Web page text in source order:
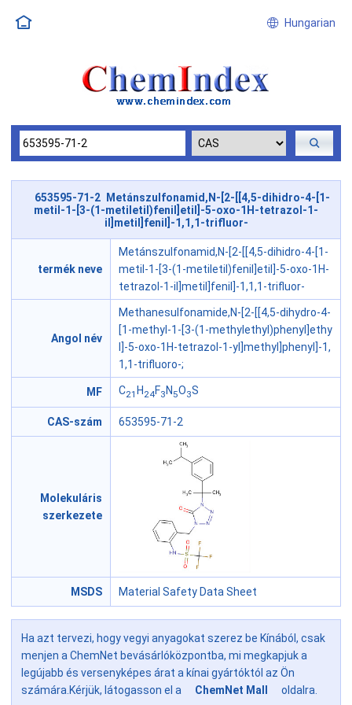
Hungarian
653595-71-2 Metánszulfonamid,N-[2-[[4,5-dihidro-4-[1-
metil-1-[3-(1-metiletil)fenil]etil]-5-oxo-1H-tetrazol-1-
il]metil]fenil]-1,1,1-trifluor-
termék neve
Metánszulfonamid,N-[2-[[4,5-dihidro-4-[1-
metil-1-[3-(1-metiletil)fenil]etil]-5-oxo-1H-
tetrazol-1-il]metil]fenil]-1,1,1-trifluor-
Angol név
Methanesulfonamide,N-[2-[[4,5-dihydro-4-
[1-methyl-1-[3-(1-methylethyl)phenyl]ethy
l]-5-oxo-1H-tetrazol-1-yl]methyl]phenyl]-1,
1,1-trifluoro-;
MF C21 H 24F3 N 5O3S
CAS-szám 653595-71-2
Molekuláris
szerkezete
MSDS Material Safety Data Sheet
Ha azt tervezi, hogy vegyi anyagokat szerez be Kínából, csak
menjen a ChemNet bevásárlóközpontba, mi megkapjuk a
legújabb és versenyképes árat a kínai gyártóktól az Ön
számára.Kérjük, látogasson el a
ChemNet Mall oldalra.